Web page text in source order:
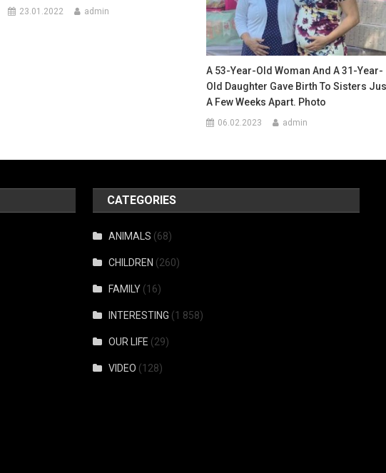
23.01.2022 admin
A 53-Year-Old Woman And A 31-Year-
Old Daughter Gave Birth To Sisters
A Few Weeks Apart. Photo
06.02.2023 admin
CATEGORIES
ANIMALS (68)
CHILDREN (260)
FAMILY (16)
INTERESTING (1 858)
OUR LIFE (29)
VIDEO (128)